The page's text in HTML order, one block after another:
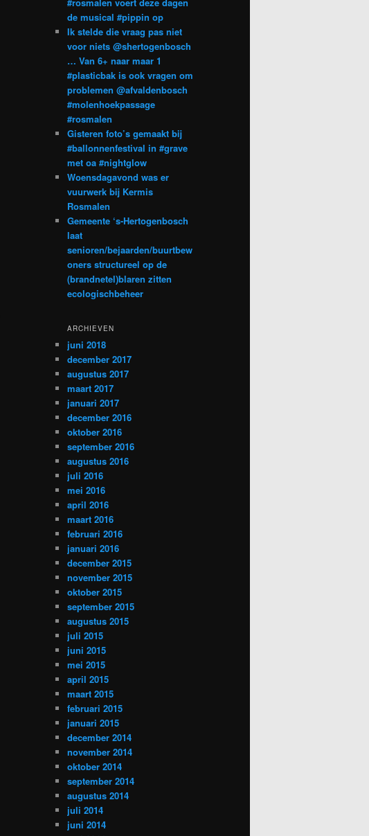
#rosmalen voert deze dagen
de musical #pippin op
Ik stelde die vraag pas niet
voor niets @shertogenbosch
… Van 6+ naar maar 1
#plasticbak is ook vragen om
problemen @afvaldenbosch
#molenhoekpassage
#rosmalen
Gisteren foto’s gemaakt bij
#ballonnenfestival in #grave
met oa #nightglow
Woensdagavond was er
vuurwerk bij Kermis
Rosmalen
Gemeente ‘s-Hertogenbosch
laat
senioren/bejaarden/buurtbew
oners structureel op de
(brandnetel)blaren zitten
ecologischbeheer
ARCHIEVEN
juni 2018
december 2017
augustus 2017
maart 2017
januari 2017
december 2016
oktober 2016
september 2016
augustus 2016
juli 2016
mei 2016
april 2016
maart 2016
februari 2016
januari 2016
december 2015
november 2015
oktober 2015
september 2015
augustus 2015
juli 2015
juni 2015
mei 2015
april 2015
maart 2015
februari 2015
januari 2015
december 2014
november 2014
oktober 2014
september 2014
augustus 2014
juli 2014
juni 2014